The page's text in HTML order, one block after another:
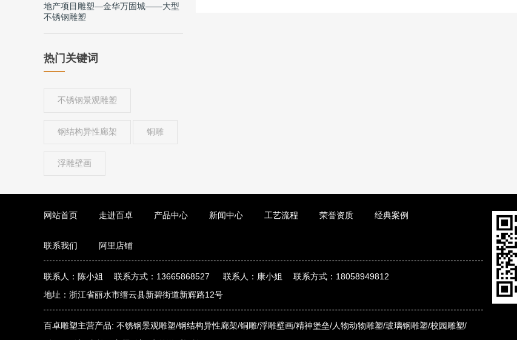
地产项目雕塑—金华万固城——大型
不锈钢雕塑
热门关键词
不锈钢景观雕塑
钢结构异性廊架 铜雕
浮雕壁画
网站首页 走进百卓 产品中心 新闻中心 工艺流程 荣誉资质 经典案例
联系我们 阿里店铺
联系人：陈小姐 联系方式：13665868527 联系人：康小姐 联系方式：18058949812
地址：浙江省丽水市缙云县新碧街道新辉路12号
百卓雕塑主营产品: 不锈钢景观雕塑/钢结构异性廊架/铜雕/浮雕壁画/精神堡垒/人物动物雕塑/玻璃钢雕塑/校园雕塑/